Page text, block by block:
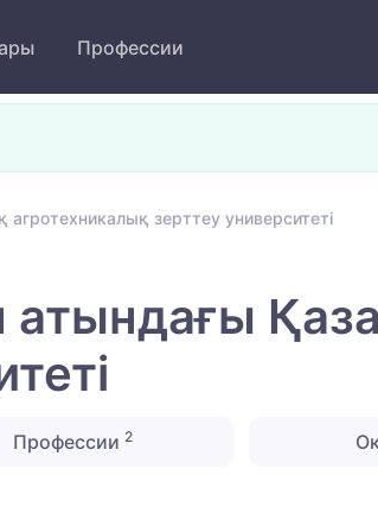
Профессии
зерттеу университеті
атындағы
Профессии2